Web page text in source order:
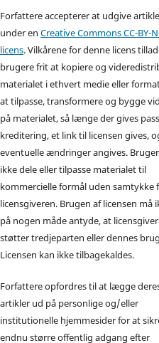
Forfattere accepterer at udgive
under enCreative Commons CC-BY-
licens. Vilkårene for denne licens
brugere frit at kopiere og
materialet i ethvert medie eller
at tilpasse, transformere og bygge
på materialet, så længe der gives
kreditering, et link til licensen gives,
eventuelle ændringer angives.
ikke dele eller tilpasse materialet til
kommercielle formål uden samtykke
licensgiveren. Brugen af licensen må
på nogen måde antyde, at
støtter tredjeparten eller dennes
Licensen kan ikke tilbagekaldes.
Forfattere opfordres til at lægge
artikler ud på personlige og/eller
institutionelle hjemmesider for at
endnu større offentlig adgang efter